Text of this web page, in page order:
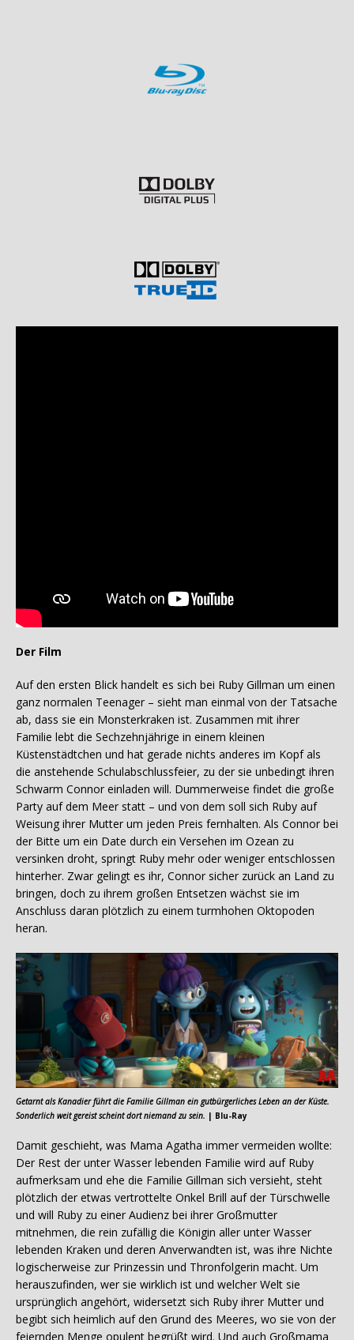
Der Film
Auf den ersten Blick handelt es sich bei Ruby Gillman um einen
ganz normalen Teenager – sieht man einmal von der Tatsache
ab, dass sie ein Monsterkraken ist. Zusammen mit ihrer
Familie lebt die Sechzehnjährige in einem kleinen
Küstenstädtchen und hat gerade nichts anderes im Kopf als
die anstehende Schulabschlussfeier, zu der sie unbedingt ihren
Schwarm Connor einladen will. Dummerweise findet die große
Party auf dem Meer statt – und von dem soll sich Ruby auf
Weisung ihrer Mutter um jeden Preis fernhalten. Als Connor bei
der Bitte um ein Date durch ein Versehen im Ozean zu
versinken droht, springt Ruby mehr oder weniger entschlossen
hinterher. Zwar gelingt es ihr, Connor sicher zurück an Land zu
bringen, doch zu ihrem großen Entsetzen wächst sie im
Anschluss daran plötzlich zu einem turmhohen Oktopoden
heran.
Getarnt als Kanadier führt die Familie Gillman ein gutbürgerliches Leben an der Küste.
Sonderlich weit gereist scheint dort niemand zu sein. | Blu-Ray
Damit geschieht, was Mama Agatha immer vermeiden wollte:
Der Rest der unter Wasser lebenden Familie wird auf Ruby
aufmerksam und ehe die Familie Gillman sich versieht, steht
plötzlich der etwas vertrottelte Onkel Brill auf der Türschwelle
und will Ruby zu einer Audienz bei ihrer Großmutter
mitnehmen, die rein zufällig die Königin aller unter Wasser
lebenden Kraken und deren Anverwandten ist, was ihre Nichte
logischerweise zur Prinzessin und Thronfolgerin macht. Um
herauszufinden, wer sie wirklich ist und welcher Welt sie
ursprünglich angehört, widersetzt sich Ruby ihrer Mutter und
begibt sich heimlich auf den Grund des Meeres, wo sie von der
feiernden Menge opulent begrüßt wird. Und auch Großmama